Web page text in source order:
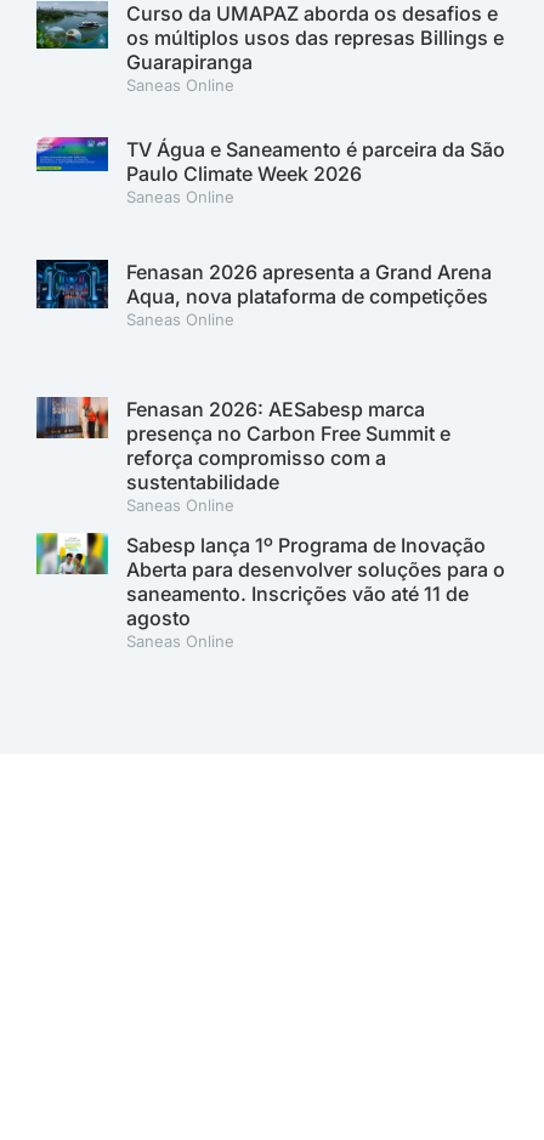
Curso da UMAPAZ aborda os desafios e
os múltiplos usos das represas Billings e
Guarapiranga
Saneas Online
TV Água e Saneamento é parceira da São
Paulo Climate Week 2026
Saneas Online
Fenasan 2026 apresenta a Grand Arena
Aqua, nova plataforma de competições
Saneas Online
Fenasan 2026: AESabesp marca
presença no Carbon Free Summit e
reforça compromisso com a
sustentabilidade
Saneas Online
Sabesp lança 1º Programa de Inovação
Aberta para desenvolver soluções para o
saneamento. Inscrições vão até 11 de
agosto
Saneas Online